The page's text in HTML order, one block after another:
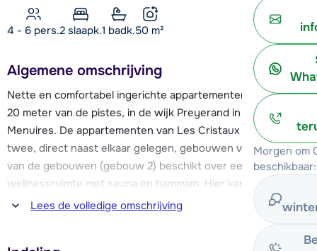
Morgen om
beschikbaar:
4 - 6 pers.2 slaapk.1 badk.50 m²
Algemene omschrijving
Nette en comfortabel ingerichte appartementen, op slechts
20 meter van de pistes, in de wijk Preyerand in Les
Menuires. De appartementen van Les Cristaux zijn over
twee, direct naast elkaar gelegen, gebouwen verdeeld. Eén
van de gebouwen (gebouw 2) beschikt over een mooie
wellnessruimte met sauna en hammam. Hier kan je gratis
gebruik van maken.
Door de prima ligging van de appartementen stap je zo op
Lees de volledige omschrijving